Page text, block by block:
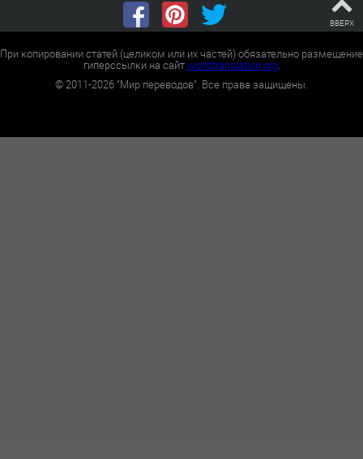
ВВЕРХ
При копировании статей (целиком или их частей) обязательно размещение
гиперссылки на сайтworldtranslation.org.
©2011-2026 "Мир переводов". Все права защищены.